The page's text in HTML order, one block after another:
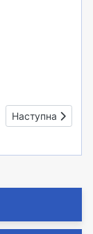
(2)Наступна
Наступна